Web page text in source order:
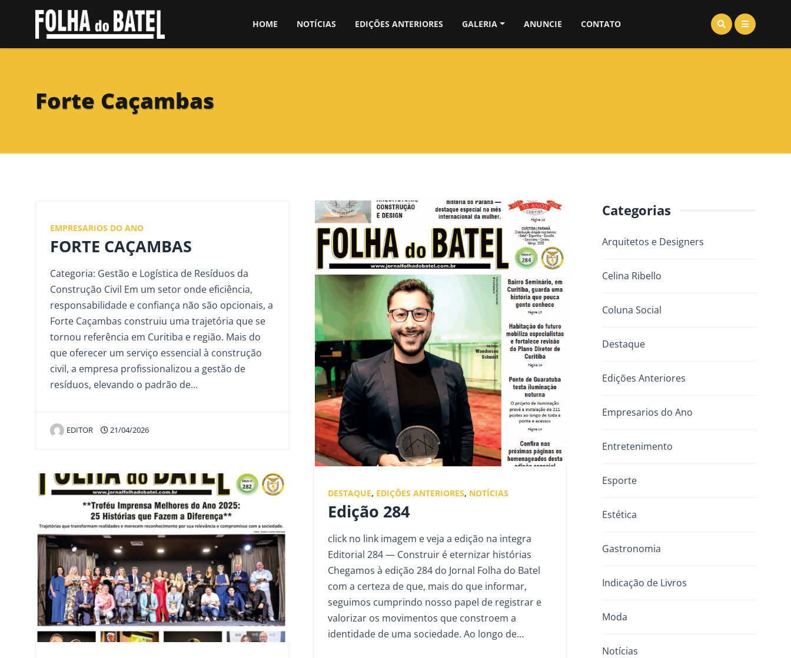
HOME NOTÍCIAS EDIÇÕES ANTERIORES GALERIA ANUNCIE CONTATO
Forte Caçambas
EMPRESARIOS DO ANO
FORTE CAÇAMBAS
Categoria: Gestão e Logística de Resíduos da
Construção Civil Em um setor onde eficiência,
responsabilidade e confiança não são opcionais, a
Forte Caçambas construiu uma trajetória que se
tornou referência em Curitiba e região. Mais do
que oferecer um serviço essencial à construção
civil, a empresa profissionalizou a gestão de
resíduos, elevando o padrão de…
EDITOR 21/04/2026
DESTAQUE, EDIÇÕES ANTERIORES, NOTÍCIAS
Edição 284
click no link imagem e veja a edição na integra
Editorial 284 — Construir é eternizar histórias
Chegamos à edição 284 do Jornal Folha do Batel
com a certeza de que, mais do que informar,
seguimos cumprindo nosso papel de registrar e
valorizar os movimentos que constroem a
identidade de uma sociedade. Ao longo de…
Categorias
Arquitetos e Designers
Celina Ribello
Coluna Social
Destaque
Edições Anteriores
Empresarios do Ano
Entretenimento
Esporte
Estética
Gastronomia
Indicação de Livros
Moda
Notícias